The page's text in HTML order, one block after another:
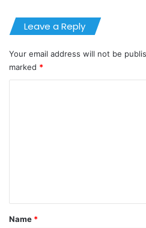
Leave a Reply
Your email address will not be
marked *
*
Name *